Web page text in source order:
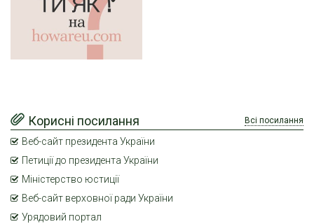
Корисні посилання Всі посилання
Веб-сайт президента України
Петиції до президента України
Міністерство юстиції
Веб-сайт верховної ради України
Урядовий портал